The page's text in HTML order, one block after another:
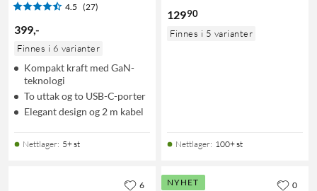
4.5 (27)
399,-
Finnes i 6 varianter
Kompakt kraft med GaN-
teknologi
To uttak og to USB-C-porter
Elegant design og 2 m kabel
Nettlager: 5+ st
12990
Finnes i 5 varianter
Nettlager: 100+ st
6 NYHET 0